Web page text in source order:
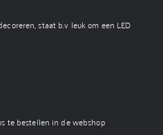
staat b.v leuk om een LED
te bestellen in de webshop